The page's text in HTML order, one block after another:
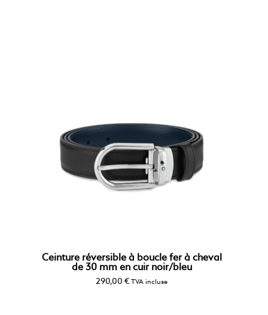
Ceinture réversible à boucle fer à cheval
de 30 mm en cuir noir/bleu
290,00 € TVA incluse